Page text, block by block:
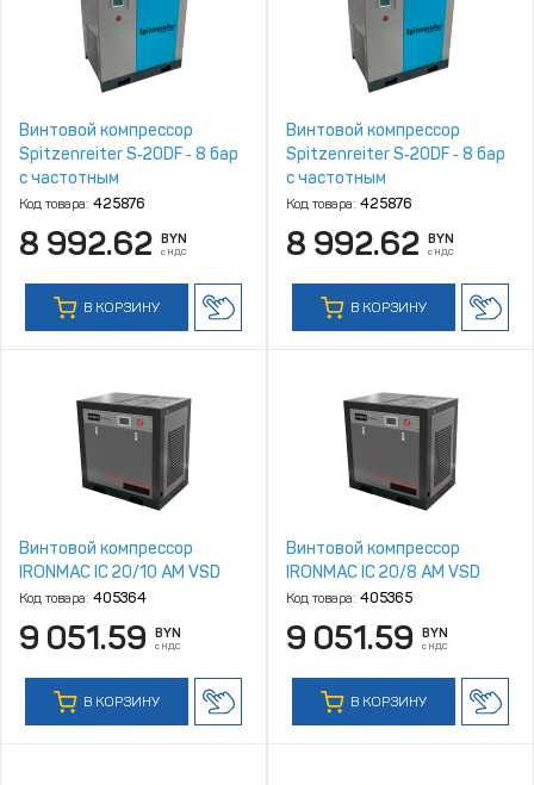
Винтовой компрессор
Spitzenreiter S‑20DF ‑ 8 бар
с частотным
преобразователем
Код товара: 425876
8 992.62 BYN
с НДС
В КОРЗИНУ
Винтовой компрессор
Spitzenreiter S‑20DF ‑ 8 бар
с частотным
преобразователем
Код товара: 425876
8 992.62 BYN
с НДС
В КОРЗИНУ
Винтовой компрессор
IRONMAC IC 20/10 AM VSD
Код товара: 405364
9 051.59 BYN
с НДС
В КОРЗИНУ
Винтовой компрессор
IRONMAC IC 20/8 AM VSD
Код товара: 405365
9 051.59 BYN
с НДС
В КОРЗИНУ